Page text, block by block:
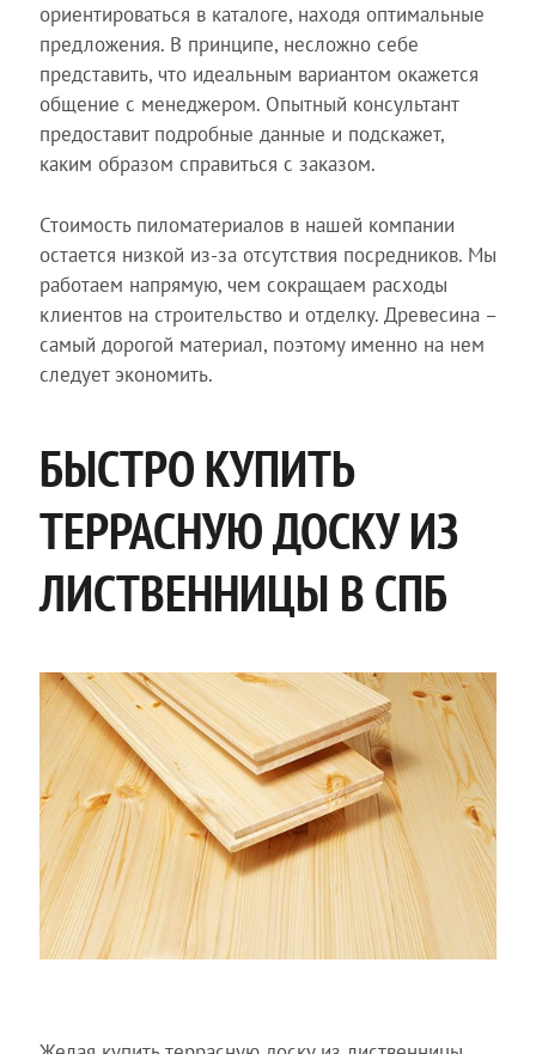
ориентироваться в каталоге, находя оптимальные
предложения. В принципе, несложно себе
представить, что идеальным вариантом окажется
общение с менеджером. Опытный консультант
предоставит подробные данные и подскажет,
каким образом справиться с заказом.
Стоимость пиломатериалов в нашей компании
остается низкой из-за отсутствия посредников. Мы
работаем напрямую, чем сокращаем расходы
клиентов на строительство и отделку. Древесина –
самый дорогой материал, поэтому именно на нем
следует экономить.
БЫСТРО КУПИТЬ
ТЕРРАСНУЮ ДОСКУ ИЗ
ЛИСТВЕННИЦЫ В СПБ